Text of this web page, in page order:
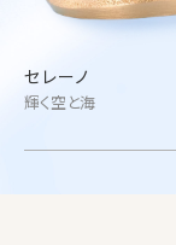
セレーノ
輝く空と海